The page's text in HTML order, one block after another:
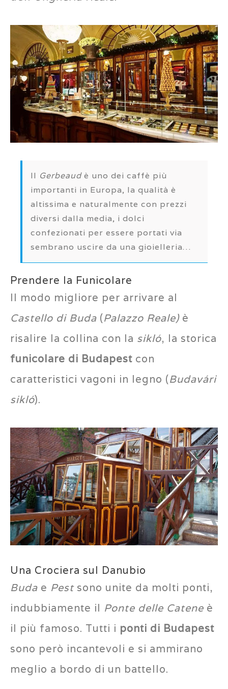
Il Gerbeaudè uno dei caffè più
importanti in Europa, la qualità è
altissima e naturalmente con prezzi
diversi dalla media, i dolci
confezionati per essere portati via
sembrano uscire da una gioielleria…
Prendere la Funicolare
Il modo migliore per arrivare al
Castello di Buda (Palazzo Reale)è
risalire la collina con la sikló, la storica
funicolare di Budapest con
caratteristici vagoni in legno (Budavári
sikló).
Una Crociera sul Danubio
Buda e Pestsono unite da molti ponti,
indubbiamente il Ponte delle Catene è
il più famoso. Tutti i ponti di Budapest
sono però incantevoli e si ammirano
meglio a bordo di un battello.